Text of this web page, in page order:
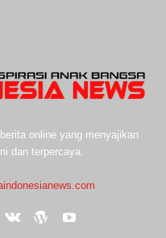
online yang menyajikan
dan terpercaya.